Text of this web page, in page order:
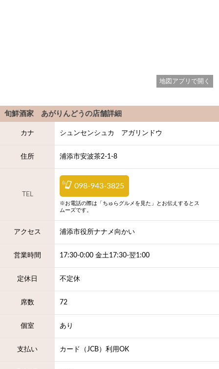
地図アプリで開く
旬鮮酒家 あがりんどう の店舗詳細
カナ シュンセンシュカ アガリンドウ
住所 浦添市安波茶2-1-8
TEL
098-943-3825
※お電話の際は「ちゅらグルメを見た」とお伝えするとス
ムーズです。
アクセス 浦添市役所ナナメ向かい
営業時間 17:30-0:00 金土17:30-翌1:00
定休日 不定休
席数 72
個室 あり
支払い カード（JCB）利用OK